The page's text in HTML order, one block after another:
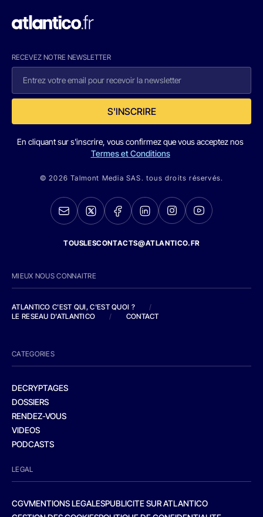
RECEVEZ NOTRE NEWSLETTER
S'INSCRIRE
En cliquant sur s'inscrire, vous confirmez que vous acceptez nos
Termes et Conditions
© 2026 Talmont Media SAS. tous droits réservés.
TOUSLESCONTACTS@ATLANTICO.FR
MIEUX NOUS CONNAITRE
ATLANTICO C'EST QUI, C'EST QUOI ?
/
LE RESEAU D'ATLANTICO
/ CONTACT
CATEGORIES
DECRYPTAGES
DOSSIERS
RENDEZ-VOUS
VIDEOS
PODCASTS
LEGAL
CGVMENTIONS LEGALESPUBLICITE SUR ATLANTICO